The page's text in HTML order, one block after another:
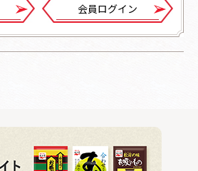
会員ログイン